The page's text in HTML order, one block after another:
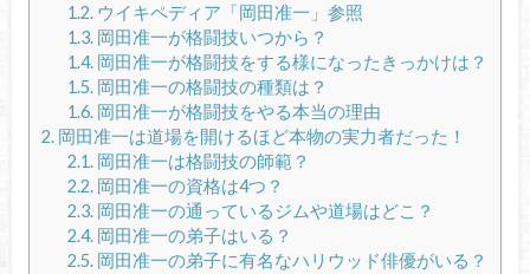
1.2.ウイキペディア「岡田准一」参照
1.3.岡田准一が格闘技いつから？
1.4.岡田准一が格闘技をする様になったきっかけは？
1.5.岡田准一の格闘技の種類は？
1.6.岡田准一が格闘技をやる本当の理由
2.岡田准一は道場を開けるほど本物の実力者だった！
2.1.岡田准一は格闘技の師範？
2.2.岡田准一の資格は4つ？
2.3.岡田准一の通っているジムや道場はどこ？
2.4.岡田准一の弟子はいる？
2.5.岡田准一の弟子に有名なハリウッド俳優がいる？